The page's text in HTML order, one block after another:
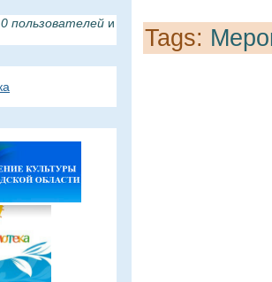
0 пользователей и
Tags: